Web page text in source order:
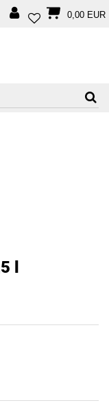
0,00 EUR
l